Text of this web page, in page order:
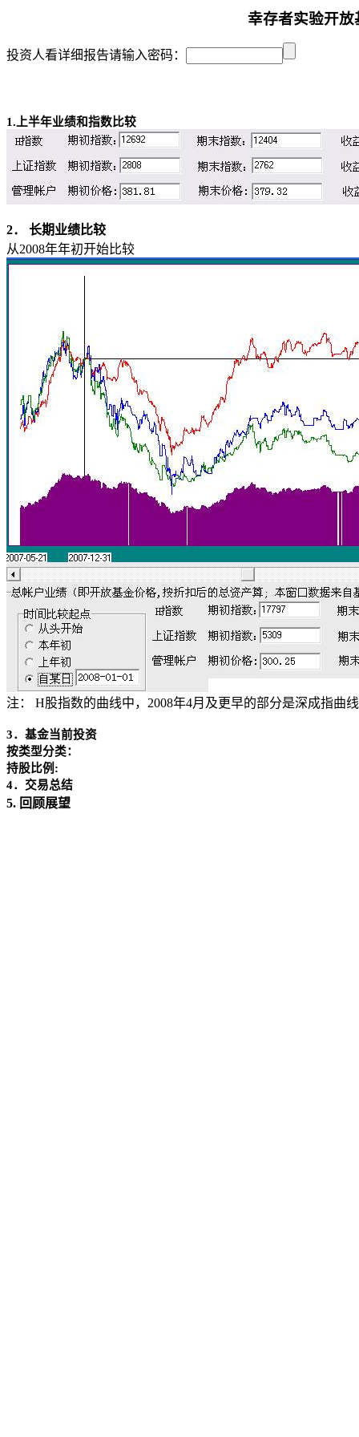
幸存者实验开放
投资人看详细报告请输入密码：
1. 上半年业绩和指数比较
2． 长期业绩比较
从2008年年初开始比较
注： H股指数的曲线中， 2008年4月及更早的部分是深成指曲
3．基金当前投资
按类型分类：
持股比例 :
4．交易总结
5. 回顾展望